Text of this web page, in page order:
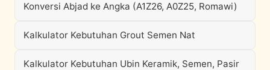
Konversi Abjad ke Angka (A1Z26, A0Z25, Romawi)
Kalkulator Kebutuhan Grout Semen Nat
Kalkulator Kebutuhan Ubin Keramik, Semen, Pasir